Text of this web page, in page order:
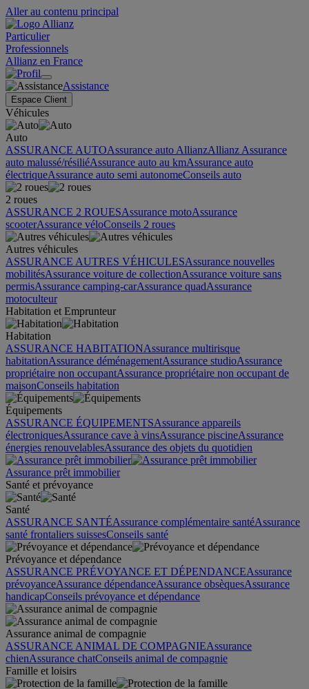
Aller au contenu principal
Particulier
Professionnels
Allianz en France
Assistance
Espace Client
Véhicules
Auto
ASSURANCE AUTOAssurance auto AllianzAllianz Assurance
auto malussé/résiliéAssurance auto au kmAssurance auto
électriqueAssurance auto semi autonomeConseils auto
2 roues
ASSURANCE 2 ROUESAssurance motoAssurance
scooterAssurance véloConseils 2 roues
Autres véhicules
ASSURANCE AUTRES VÉHICULESAssurance nouvelles
mobilitésAssurance voiture de collectionAssurance voiture sans
permisAssurance camping-carAssurance quadAssurance
motoculteur
Habitation et Emprunteur
Habitation
ASSURANCE HABITATIONAssurance multirisque
habitationAssurance déménagementAssurance studioAssurance
propriétaire non occupantAssurance propriétaire non occupant de
maisonConseils habitation
Équipements
ASSURANCE ÉQUIPEMENTSAssurance appareils
électroniquesAssurance cave à vinsAssurance piscineAssurance
énergies renouvelablesAssurance des objets du quotidien
Assurance prêt immobilier
Santé et prévoyance
Santé
ASSURANCE SANTÉAssurance complémentaire santéAssurance
santé frontaliers suissesConseils santé
Prévoyance et dépendance
ASSURANCE PRÉVOYANCE ET DÉPENDANCEAssurance
prévoyanceAssurance dépendanceAssurance obsèquesAssurance
handicapConseils prévoyance et dépendance
Assurance animal de compagnie
ASSURANCE ANIMAL DE COMPAGNIEAssurance
chienAssurance chatConseils animal de compagnie
Famille et loisirs